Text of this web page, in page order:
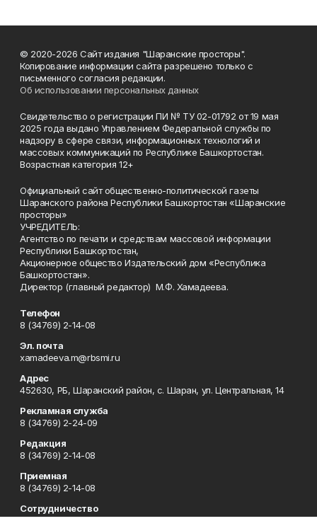
© 2020-2026 Сайт издания "Шаранские просторы".
Копирование информации сайта разрешено только с
письменного согласия редакции.
Об использовании персональных данных
Свидетельство о регистрации ПИ № ТУ 02-01792 от 19 мая
2025 года выдано Управлением Федеральной службы по
надзору в сфере связи, информационных технологий и
массовых коммуникаций по Республике Башкортостан.
Возрастная категория 12+
Официальный сайт общественно-политической газеты
Шаранского района Республики Башкортостан «Шаранские
просторы»
УЧРЕДИТЕЛЬ:
Агентство по печати и средствам массовой информации
Республики Башкортостан,
Акционерное общество Издательский дом «Республика
Башкортостан».
Директор (главный редактор) М.Ф. Хамадеева.
Телефон
8 (34769) 2-14-08
Эл. почта
xamadeeva.m@rbsmi.ru
Адрес
452630, РБ, Шаранский район, с. Шаран, ул. Центральная, 14
Рекламная служба
8 (34769) 2-24-09
Редакция
8 (34769) 2-14-08
Приемная
8 (34769) 2-14-08
Сотрудничество